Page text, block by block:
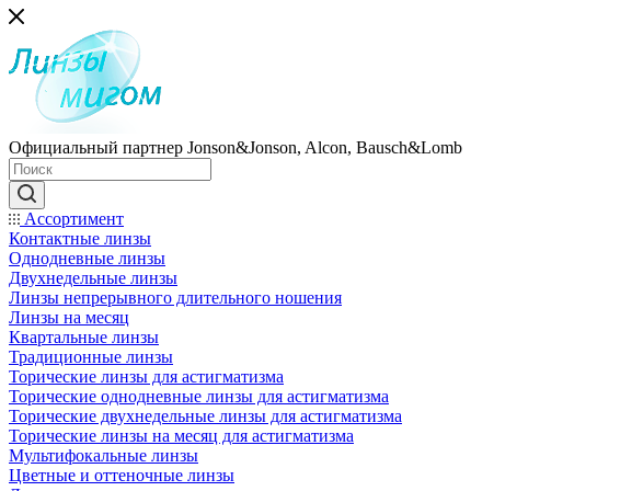
Официальный партнер Jonson&Jonson, Alcon, Bausch&Lomb
Ассортимент
Контактные линзы
Однодневные линзы
Двухнедельные линзы
Линзы непрерывного длительного ношения
Линзы на месяц
Квартальные линзы
Традиционные линзы
Торические линзы для астигматизма
Торические однодневные линзы для астигматизма
Торические двухнедельные линзы для астигматизма
Торические линзы на месяц для астигматизма
Мультифокальные линзы
Цветные и оттеночные линзы